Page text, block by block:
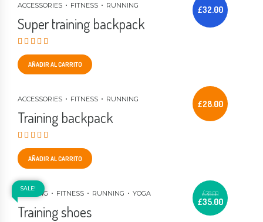
ACCESSORIES FITNESS RUNNING
Super training backpack
£32.00
AÑADIR AL CARRITO
ACCESSORIES FITNESS RUNNING
Training backpack
£28.00
AÑADIR AL CARRITO
SALE!
DANCING FITNESS RUNNING YOGA
Training shoes
£38.00
£35.00